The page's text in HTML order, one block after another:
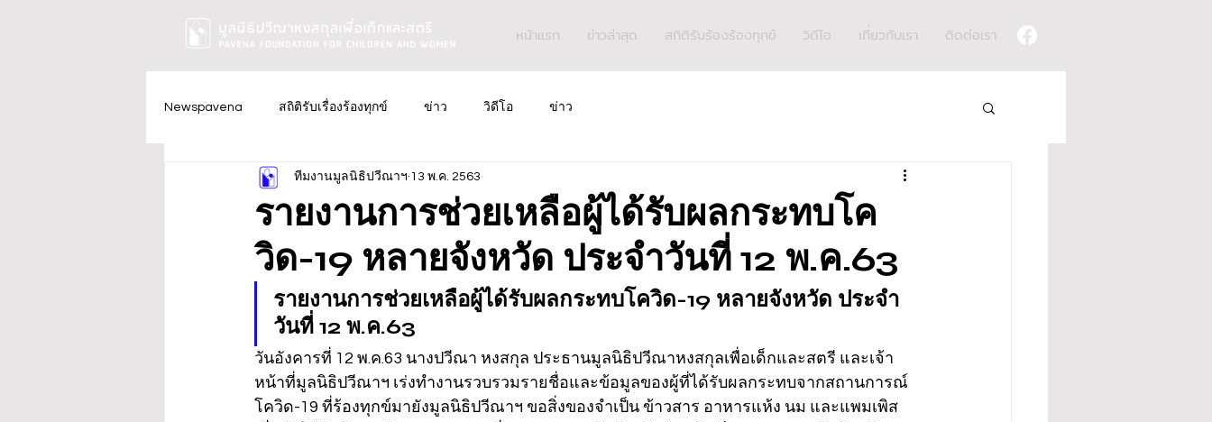
หน้าแรก ข่าวล่าสุด สถิติรับร้องร้องทุกข์ วิดีโอ เกี่ยวกับเรา ติดต่อเรา
Newspavena สถิติรับเรื่องร้องทุกข์ ข่าว วิดีโอ ข่าว
รายงานการช่วยเหลือผู้ได้รับผลกระทบโค
วิด-19 หลายจังหวัด ประจำวันที่ 12 พ.ค.63
ทีมงานมูลนิธิปวีณาฯ 13 พ.ค. 2563
รายงานการช่วยเหลือผู้ได้รับผลกระทบโควิด-19 หลายจังหวัด ประจำ
วันที่ 12 พ.ค.63
วันอังคารที่ 12 พ.ค.63 นางปวีณา หงสกุล ประธานมูลนิธิปวีณาหงสกุลเพื่อเด็กและสตรี และเจ้า
หน้าที่มูลนิธิปวีณาฯ เร่งทำงานรวบรวมรายชื่อและข้อมูลของผู้ที่ได้รับผลกระทบจากสถานการณ์
โควิด-19 ที่ร้องทุกข์มายังมูลนิธิปวีณาฯ ขอสิ่งของจำเป็น ข้าวสาร อาหารแห้ง นม และแพมเพิส